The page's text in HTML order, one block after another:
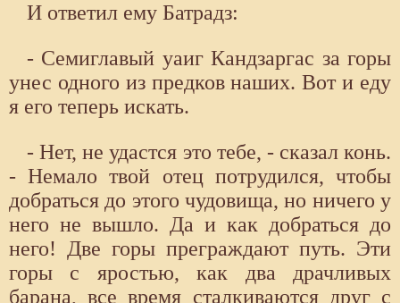
И ответил ему Батрадз:
- Семиглавый уаиг Кандзаргас за горы
унес одного из предков наших. Вот и еду
я его теперь искать.
- Нет, не удастся это тебе, - сказал конь.
- Немало твой отец потрудился, чтобы
добраться до этого чудовища, но ничего у
него не вышло. Да и как добраться до
него! Две горы преграждают путь. Эти
горы с яростью, как два драчливых
барана, все время сталкиваются друг с